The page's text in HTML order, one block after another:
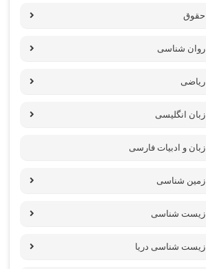
حقوق
روان شناسی
ریاضی
زبان انگلیسی
زبان و ادبیات فارسی
زمین شناسی
زیست شناسی
زیست شناسی دریا